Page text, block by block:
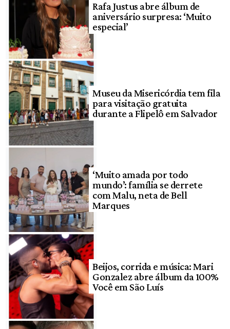
Rafa Justus abre álbum de
aniversário surpresa: ‘Muito
especial’
Museu da Misericórdia tem fila
para visitação gratuita
durante a Flipelô em Salvador
‘Muito amada por todo
mundo’: família se derrete
com Malu, neta de Bell
Marques
Beijos, corrida e música: Mari
Gonzalez abre álbum da 100%
Você em São Luís